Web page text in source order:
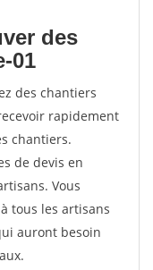
des
01
des chantiers
rapidement
chantiers.
de devis en
Vous
tous les artisans
auront besoin